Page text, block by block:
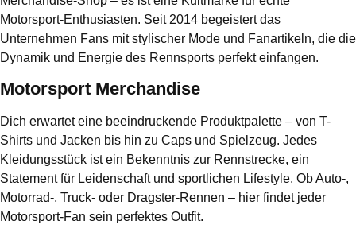
Motorsport-Enthusiasten. Seit 2014 begeistert das
Unternehmen Fans mit stylischer Mode und Fanartikeln, die die
Dynamik und Energie des Rennsports perfekt einfangen.
Motorsport Merchandise
Dich erwartet eine beeindruckende Produktpalette – von T-
Shirts und Jacken bis hin zu Caps und Spielzeug. Jedes
Kleidungsstück ist ein Bekenntnis zur Rennstrecke, ein
Statement für Leidenschaft und sportlichen Lifestyle. Ob Auto-,
Motorrad-, Truck- oder Dragster-Rennen – hier findet jeder
Motorsport-Fan sein perfektes Outfit.